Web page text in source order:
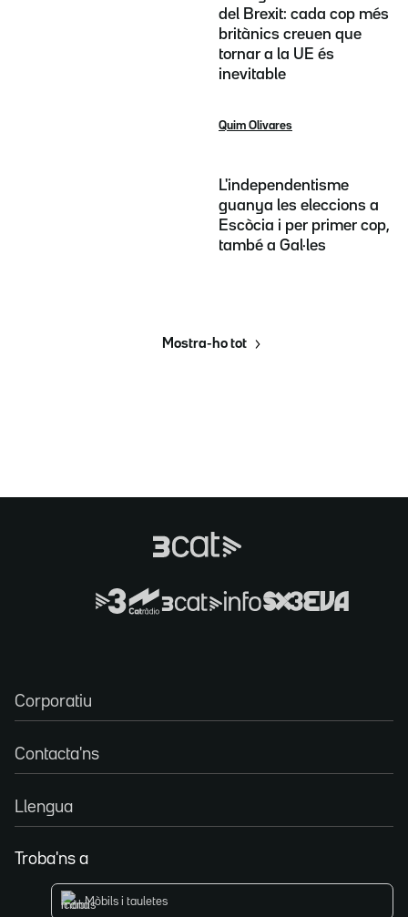
del Brexit: cada cop més
britànics creuen que
tornar a la UE és
inevitable
Quim Olivares
L'independentisme
guanya les eleccions a
Escòcia i per primer cop,
també a Gal·les
Mostra-ho tot
Corporatiu
Contacta'ns
Llengua
Troba'ns a
Mòbils i tauletes